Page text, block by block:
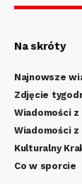
Na skróty
Najnowsze
Zdjęcie
Wiadomości
Wiadomości z
Kulturalny
Co w sporcie